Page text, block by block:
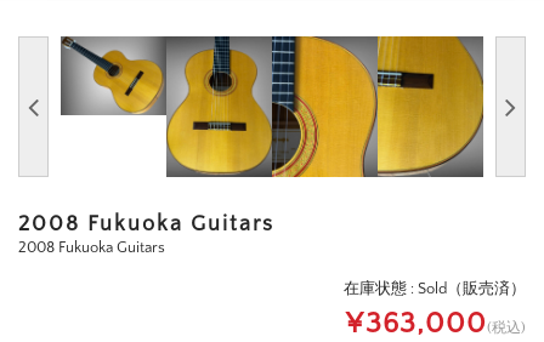
2008 Fukuoka Guitars
2008 Fukuoka Guitars
在庫状態 : Sold（販売済）
¥363,000(税込)